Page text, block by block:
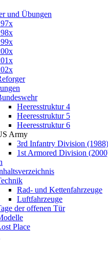
und Übungen
Heeresstruktur 4
Heeresstruktur 5
Heeresstruktur 6
Army
3rd Infantry Division (1988)
1st Armored Division
Rad- und Kettenfahrzeuge
Luftfahrzeuge
der offenen Tür
Place